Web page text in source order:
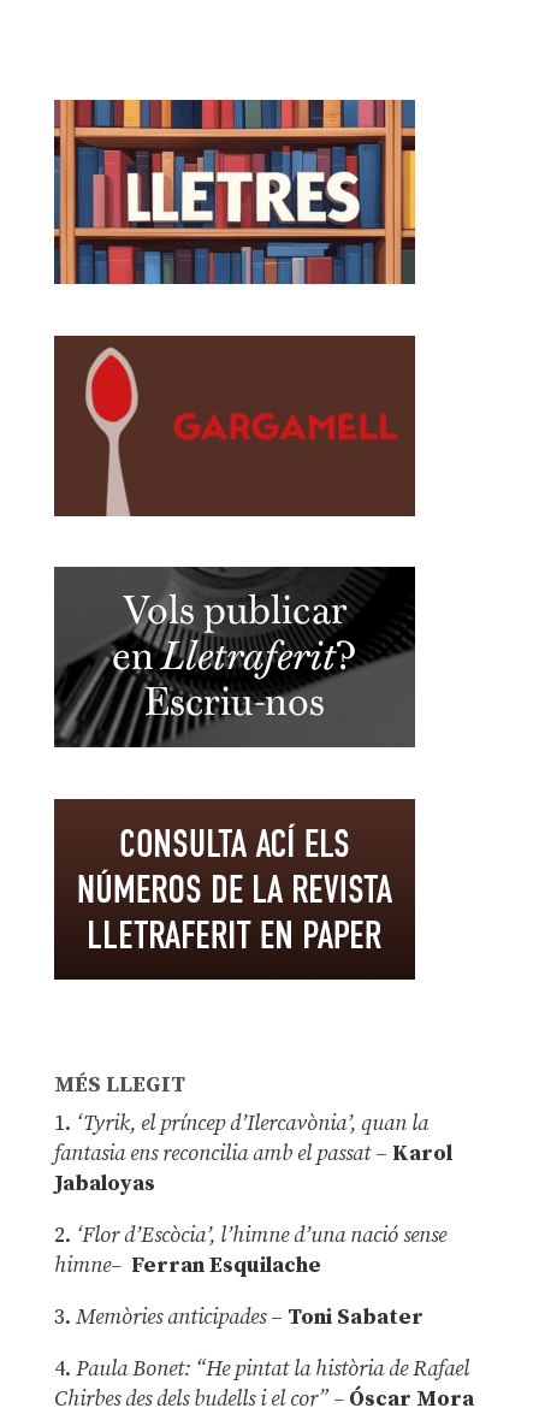
MÉS LLEGIT
1. ‘Tyrik, el príncep d’Ilercavònia’, quan la
fantasia ens reconcilia amb el passat– Karol
Jabaloyas
2. ‘Flor d’Escòcia’, l’himne d’una nació sense
himne– Ferran Esquilache
3. Memòries anticipades– Toni Sabater
4. Paula Bonet: “He pintat la història de Rafael
Chirbes des dels budells i el cor” –Óscar Mora